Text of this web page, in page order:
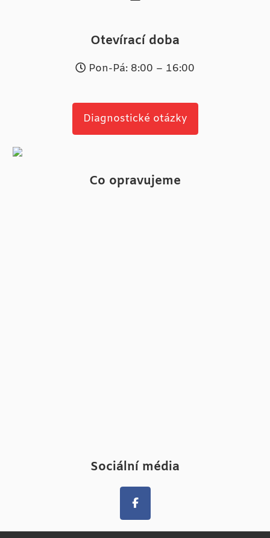
Otevírací doba
Pon-Pá: 8:00 – 16:00
Diagnostické otázky
Co opravujeme
Sociální média